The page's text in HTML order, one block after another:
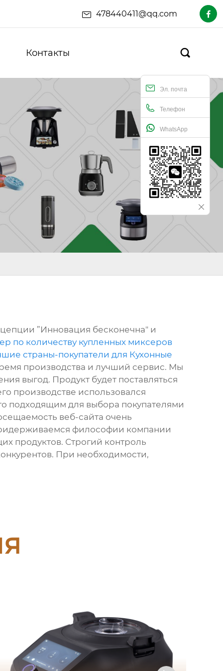
478440411@qq.com 
Контакты 
Эл. почта
Телефон
WhatsApp
”Инновация бесконечна" и
по количеству купленных миксеров
страны-покупатели для Кухонные
производства и лучший сервис. Мы
выгод. Продукт будет поставляться
производстве использовался
подходящим для выбора покупателями
веб-сайта очень
философии компании
продуктов. Строгий контроль
При необходимости,